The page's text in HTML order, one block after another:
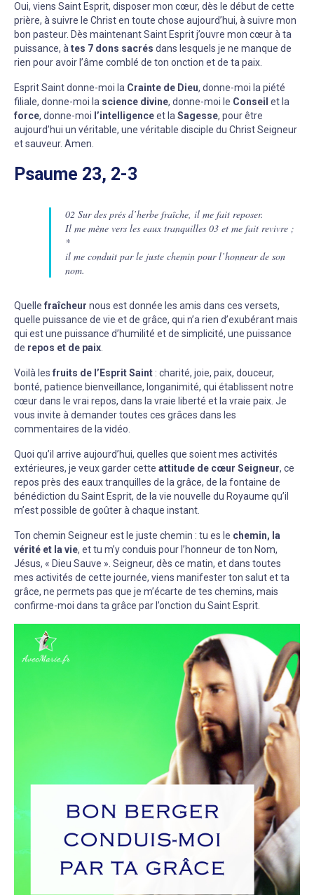
Oui, viens Saint Esprit, disposer mon cœur, dès le début de cette
prière, à suivre le Christ en toute chose aujourd’hui, à suivre mon
bon pasteur. Dès maintenant Saint Esprit j’ouvre mon cœur à ta
puissance, àtes 7 dons sacrés dans lesquels je ne manque de
rien pour avoir l’âme comblé de ton onction et de ta paix.
Esprit Saint donne-moi la Crainte de Dieu, donne-moi la piété
filiale, donne-moi la science divine, donne-moi le Conseil et la
force, donne-moi l’intelligenceet laSagesse, pour être
aujourd’hui un véritable, une véritable disciple du Christ Seigneur
et sauveur. Amen.
Psaume 23, 2-3
02 Sur des prés d’herbe fraîche, il me fait reposer.
Il me mène vers les eaux tranquilles 03 et me fait revivre ;
*
il me conduit par le juste chemin pour l’honneur de son
nom.
Quelle fraîcheur nous est donnée les amis dans ces versets,
quelle puissance de vie et de grâce, qui n’a rien d’exubérant mais
qui est une puissance d’humilité et de simplicité, une puissance
de repos et de paix.
Voilà les fruits de l’Esprit Saint : charité, joie, paix, douceur,
bonté, patience bienveillance, longanimité, qui établissent notre
cœur dans le vrai repos, dans la vraie liberté et la vraie paix. Je
vous invite à demander toutes ces grâces dans les
commentaires de la vidéo.
Quoi qu’il arrive aujourd’hui, quelles que soient mes activités
extérieures, je veux garder cette attitude de cœur Seigneur, ce
repos près des eaux tranquilles de la grâce, de la fontaine de
bénédiction du Saint Esprit, de la vie nouvelle du Royaume qu’il
m’est possible de goûter à chaque instant.
Ton chemin Seigneur est le juste chemin : tu es le chemin, la
vérité et la vie, et tu m’y conduis pour l’honneur de ton Nom,
Jésus, « Dieu Sauve ». Seigneur, dès ce matin, et dans toutes
mes activités de cette journée, viens manifester ton salut et ta
grâce, ne permets pas que je m’écarte de tes chemins, mais
confirme-moi dans ta grâce par l’onction du Saint Esprit.